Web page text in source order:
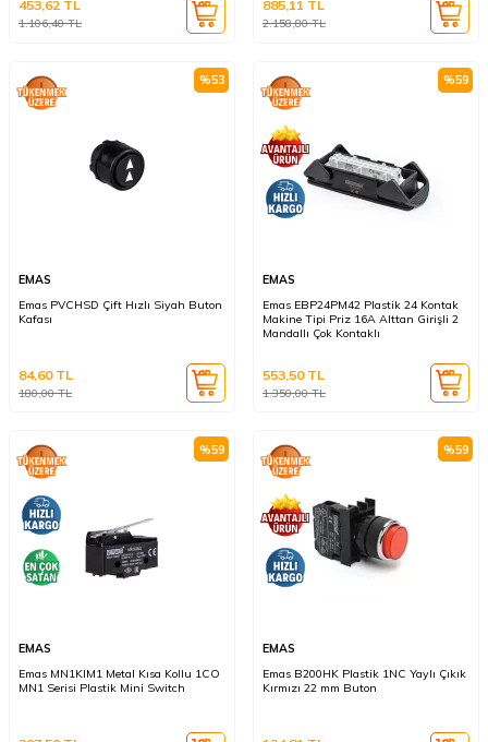
1.106,40TL
453,62 TL
2.158,80TL
885,11 TL
%53
EMAS
Emas PVCHSD Çift Hızlı Siyah Buton
Kafası
180,00TL
84,60TL
%59
EMAS
Emas EBP24PM42 Plastik 24 Kontak
Makine Tipi Priz 16A Alttan Girişli 2
Mandallı Çok Kontaklı
1.350,00TL
553,50TL
%59
EMAS
Emas MN1KIM1 Metal Kısa Kollu 1CO
MN1 Serisi Plastik Mini Switch
%59
EMAS
Emas B200HK Plastik 1NC Yaylı Çıkık
Kırmızı 22 mm Buton